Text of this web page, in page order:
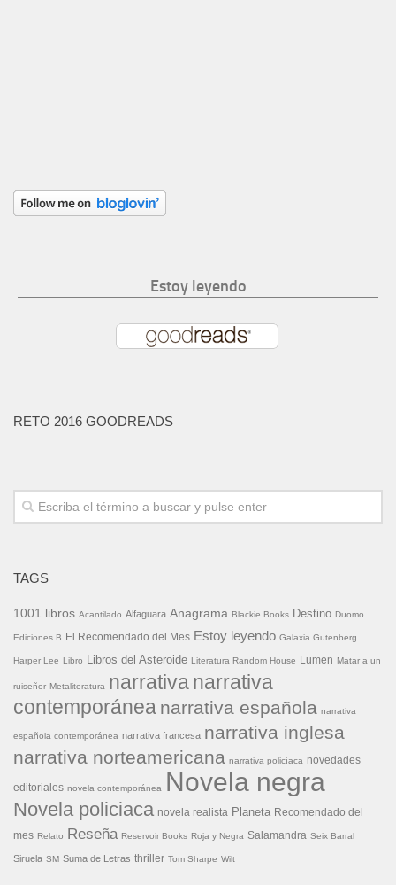
Estoy leyendo
RETO 2016 GOODREADS
TAGS
1001 libros Acantilado Alfaguara Anagrama Blackie Books Destino Duomo
Ediciones B El Recomendado del Mes Estoy leyendo Galaxia Gutenberg
Harper Lee Libro Libros del Asteroide Literatura Random House Lumen Matar a un
ruiseñor Metaliteratura narrativa narrativa
contemporánea narrativa española narrativa
española contemporánea narrativa francesa narrativa inglesa
narrativa norteamericana narrativa policíaca novedades
editoriales novela contemporánea Novela negra
Novela policiaca novela realista Planeta Recomendado del
mes Relato Reseña Reservoir Books Roja y Negra Salamandra Seix Barral
Siruela SM Suma de Letras thriller Tom Sharpe Wilt